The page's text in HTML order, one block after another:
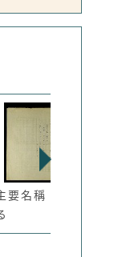
要名稱：秋を見送